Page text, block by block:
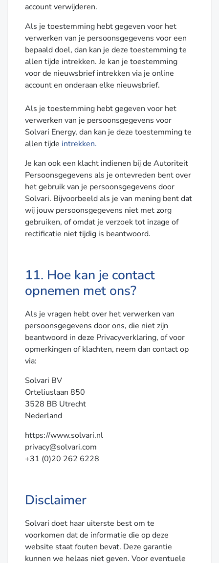
account verwijderen.
Als je toestemming hebt gegeven voor het
verwerken van je persoonsgegevens voor een
bepaald doel, dan kan je deze toestemming te
allen tijde intrekken. Je kan je toestemming
voor de nieuwsbrief intrekken via je online
account en onderaan elke nieuwsbrief.
Als je toestemming hebt gegeven voor het
verwerken van je persoonsgegevens voor
Solvari Energy, dan kan je deze toestemming te
allen tijde intrekken.
Je kan ook een klacht indienen bij de Autoriteit
Persoonsgegevens als je ontevreden bent over
het gebruik van je persoonsgegevens door
Solvari. Bijvoorbeeld als je van mening bent dat
wij jouw persoonsgegevens niet met zorg
gebruiken, of omdat je verzoek tot inzage of
rectificatie niet tijdig is beantwoord.
11. Hoe kan je contact
opnemen met ons?
Als je vragen hebt over het verwerken van
persoonsgegevens door ons, die niet zijn
beantwoord in deze Privacyverklaring, of voor
opmerkingen of klachten, neem dan contact op
via:
Solvari BV
Orteliuslaan 850
3528 BB Utrecht
Nederland
https://www.solvari.nl
privacy@solvari.com
+31 (0)20 262 6228
Disclaimer
Solvari doet haar uiterste best om te
voorkomen dat de informatie die op deze
website staat fouten bevat. Deze garantie
kunnen we helaas niet geven. Voor eventuele